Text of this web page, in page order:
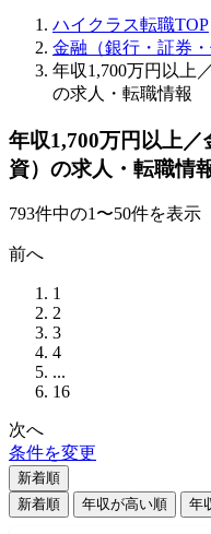
ハイクラス転職TOP
金融（銀行・証券・
年収1,700万円以上
の求人・転職情報
年収1,700万円以上
資）の求人・転職情
793件中の1〜50件を表示
前へ
1
2
3
4
...
16
次へ
条件を変更
新着順
新着順
年収が高い順 年